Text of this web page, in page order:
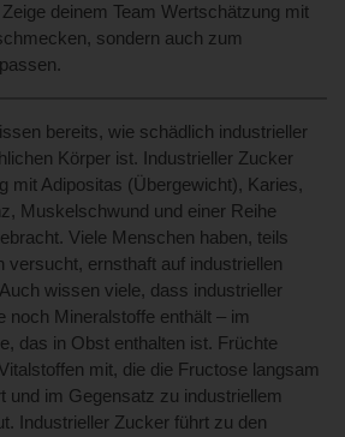
Zeige deinem Team Wertschätzung mit
sondern auch zum
bereits, wie schädlich industrieller
Körper ist. Industrieller Zucker
mit Adipositas (Übergewicht), Karies,
Muskelschwund und einer Reihe
Viele Menschen haben, teils
versucht, ernsthaft auf industriellen
wissen viele, dass industrieller
noch Mineralstoffe enthält – im
das in Obst enthalten ist. Früchte
mit, die die Fructose langsam
und im Gegensatz zu industriellem
Industrieller Zucker führt zu den